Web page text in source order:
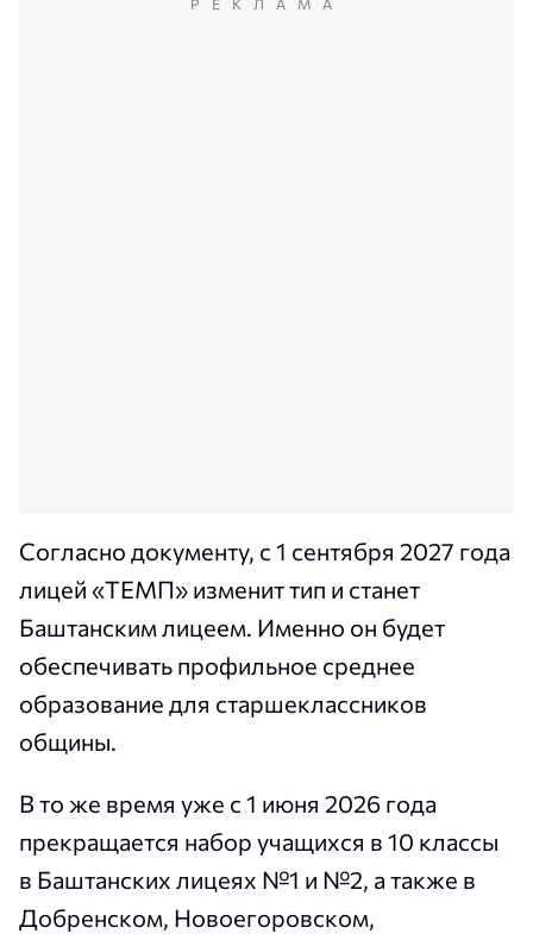
РЕКЛАМА
Согласно документу, с 1 сентября 2027 года
лицей «ТЕМП» изменит тип и станет
Баштанским лицеем. Именно он будет
обеспечивать профильное среднее
образование для старшеклассников
общины.
В то же время уже с 1 июня 2026 года
прекращается набор учащихся в 10 классы
в Баштанских лицеях №1 и №2, а также в
Добренском, Новоегоровском,